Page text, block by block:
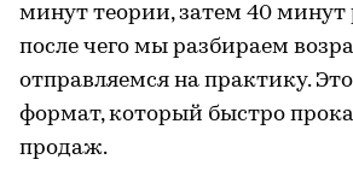
минут теории, затем 40 минут
после чего мы разбираем
отправляемся на практику.
формат, который быстро
продаж.